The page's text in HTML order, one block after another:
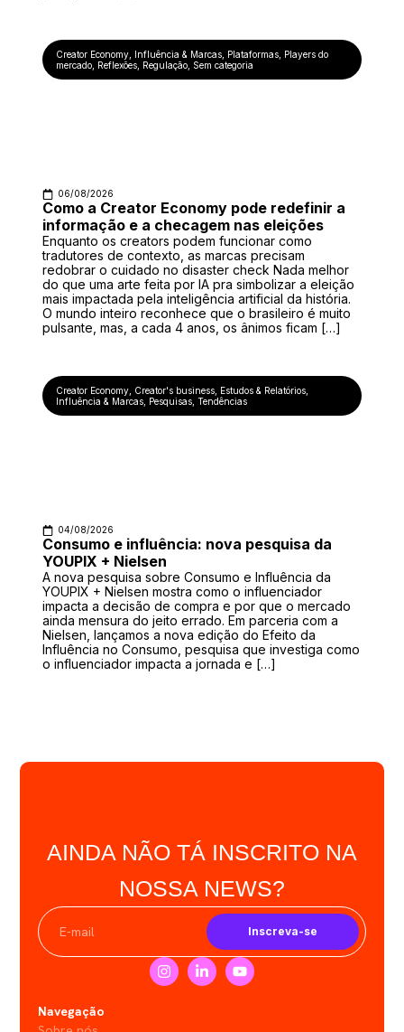
Creator Economy Influência & Marcas Plataformas Players do
mercado Reflexões Regulação Sem categoria
06/08/2026
Como a Creator Economy pode redefinir a
informação e a checagem nas eleições
Enquanto os creators podem funcionar como
tradutores de contexto, as marcas precisam
redobrar o cuidado no disaster check Nada melhor
do que uma arte feita por IA pra simbolizar a eleição
mais impactada pela inteligência artificial da história.
O mundo inteiro reconhece que o brasileiro é muito
pulsante, mas, a cada 4 anos, os ânimos ficam […]
Creator Economy Creator's business Estudos & Relatórios
Influência & Marcas Pesquisas ,Tendências
04/08/2026
Consumo e influência: nova pesquisa da
YOUPIX + Nielsen
A nova pesquisa sobre Consumo e Influência da
YOUPIX + Nielsen mostra como o influenciador
impacta a decisão de compra e por que o mercado
ainda mensura do jeito errado. Em parceria com a
Nielsen, lançamos a nova edição do Efeito da
Influência no Consumo, pesquisa que investiga como
o influenciador impacta a jornada e […]
AINDA NÃO TÁ INSCRITO NA
NOSSA NEWS?
Inscreva-se
Navegação